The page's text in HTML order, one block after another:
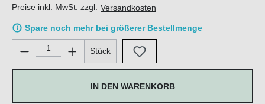
Preise inkl. MwSt. zzgl. Versandkosten
Spare noch mehr bei größerer Bestellmenge
Produkt Anzahl: Gib den gewünschten Wert ein oder
Stück
IN DEN WARENKORB